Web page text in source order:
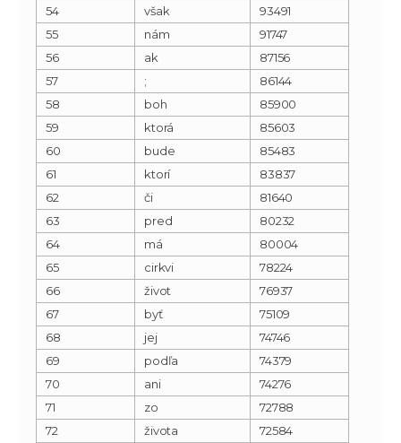
54
však
93491
55
nám
91747
56
ak
87156
57
;
86144
58
boh
85900
59
ktorá
85603
60
bude
85483
61
ktorí
83837
62
či
81640
63
pred
80232
64
má
80004
65
cirkvi
78224
66
život
76937
67
byť
75109
68
jej
74746
69
podľa
74379
70
ani
74276
71
zo
72788
72
života
72584